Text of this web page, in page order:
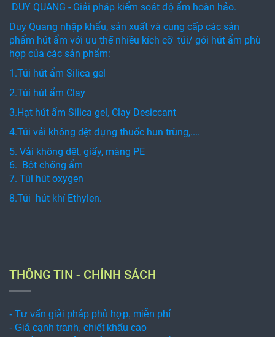
DUY QUANG - Giải pháp kiểm soát độ ẩm hoàn hảo.
Duy Quang nhập khẩu, sản xuất và cung cấp các sản
phẩm hút ẩm với ưu thế nhiều kích cỡ túi/ gói hút ẩm phù
hợp của các sản phẩm:
1.Túi hút ẩm Silica gel
2.Túi hút ẩm Clay
3.Hạt hút ẩm Silica gel, Clay Desiccant
4.Túi vải không dệt đựng thuốc hun trùng,....
5. Vải không dệt, giấy, màng PE
6. Bột chống ẩm
7. Túi hút oxygen
8.Túi hút khí Ethylen.
THÔNG TIN - CHÍNH SÁCH
- Tư vấn giải pháp phù hợp, miễn phí
- Giá cạnh tranh, chiết khấu cao